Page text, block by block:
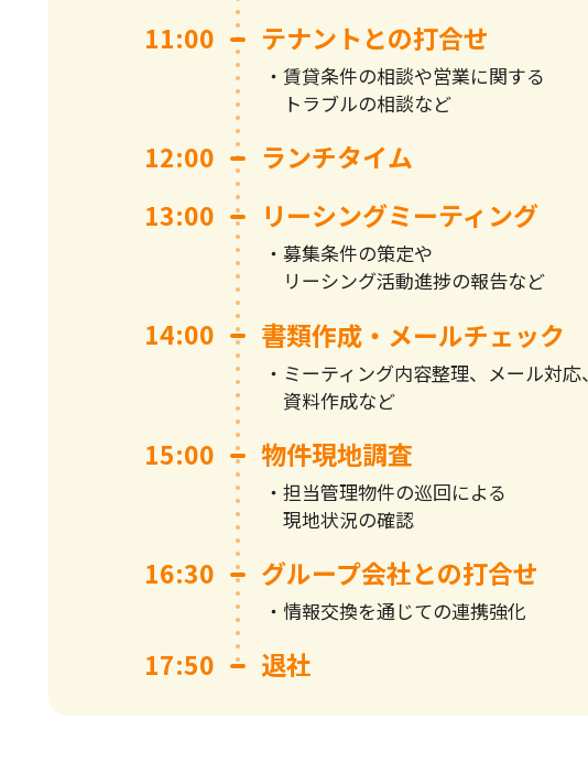
11:00 テナントとの打合せ
賃貸条件の相談や営業に関する
トラブルの相談など
12:00
ランチタイム
13:00
リーシングミーティング
募集条件の策定や
リーシング活動進捗の報告など
14:00 書類作成・メールチェック
ミーティング内容整理、メール対応、
資料作成など
15:00 物件現地調査
担当管理物件の巡回による
現地状況の確認
16:30 グループ会社との打合せ
情報交換を通じての連携強化
17:50 退社